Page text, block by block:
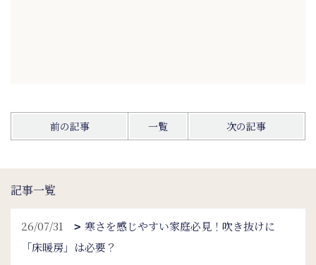
前の記事 一覧 次の記事
記事一覧
26/07/31
寒さを感じやすい家庭必見！吹き抜けに
「床暖房」は必要？